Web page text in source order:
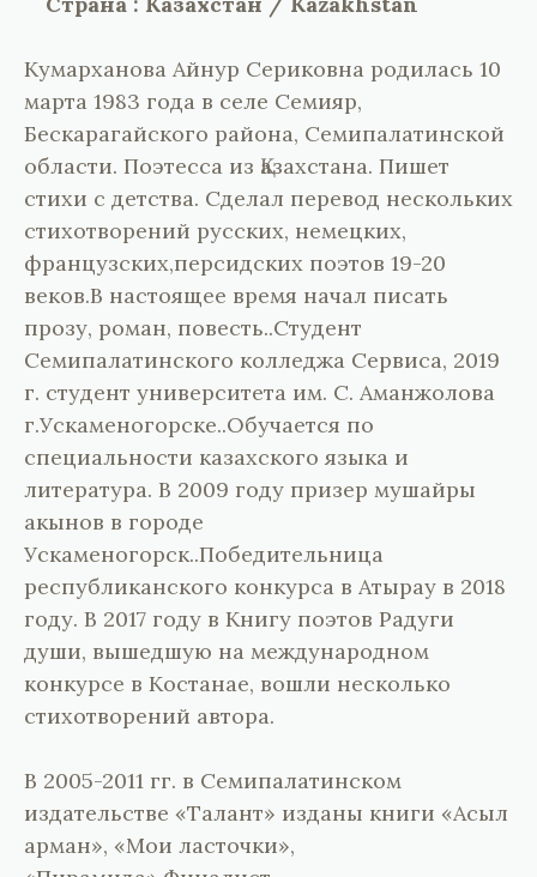
Кумарханова Айнур Сериковна родилась 10
марта 1983 года в селе Семияр,
Бескарагайского района, Семипалатинской
области. Поэтесса из Қазахстана. Пишет
стихи с детства. Сделал перевод нескольких
стихотворений русских, немецких,
французских,персидских поэтов 19-20
веков.В настоящее время начал писать
прозу, роман, повесть..Студент
Семипалатинского колледжа Сервиса, 2019
г. студент университета им. С. Аманжолова
г.Ускаменогорске..Обучается по
специальности казахского языка и
литература. В 2009 году призер мушайры
акынов в городе
Ускаменогорск..Победительница
республиканского конкурса в Атырау в 2018
году. В 2017 году в Книгу поэтов Радуги
души, вышедшую на международном
конкурсе в Костанае, вошли несколько
стихотворений автора.
В 2005-2011 гг. в Семипалатинском
издательстве «Талант» изданы книги «Асыл
арман», «Мои ласточки»,